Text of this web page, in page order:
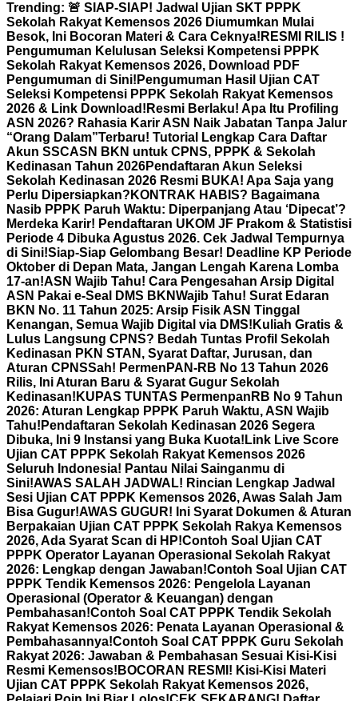
Trending: 🚨 SIAP-SIAP! Jadwal Ujian SKT PPPK
Sekolah Rakyat Kemensos 2026 Diumumkan Mulai
Besok, Ini Bocoran Materi & Cara Ceknya! RESMI RILIS !
Pengumuman Kelulusan Seleksi Kompetensi PPPK
Sekolah Rakyat Kemensos 2026, Download PDF
Pengumuman di Sini! Pengumuman Hasil Ujian CAT
Seleksi Kompetensi PPPK Sekolah Rakyat Kemensos
2026 & Link Download! Resmi Berlaku! Apa Itu Profiling
ASN 2026? Rahasia Karir ASN Naik Jabatan Tanpa Jalur
“Orang Dalam”Terbaru! Tutorial Lengkap Cara Daftar
Akun SSCASN BKN untuk CPNS, PPPK & Sekolah
Kedinasan Tahun 2026Pendaftaran Akun Seleksi
Sekolah Kedinasan 2026 Resmi BUKA! Apa Saja yang
Perlu Dipersiapkan? KONTRAK HABIS? Bagaimana
Nasib PPPK Paruh Waktu: Diperpanjang Atau ‘Dipecat’?
Merdeka Karir! Pendaftaran UKOM JF Prakom & Statistisi
Periode 4 Dibuka Agustus 2026. Cek Jadwal Tempurnya
di Sini!Siap-Siap Gelombang Besar! Deadline KP Periode
Oktober di Depan Mata, Jangan Lengah Karena Lomba
17-an!ASN Wajib Tahu! Cara Pengesahan Arsip Digital
ASN Pakai e-Seal DMS BKNWajib Tahu! Surat Edaran
BKN No. 11 Tahun 2025: Arsip Fisik ASN Tinggal
Kenangan, Semua Wajib Digital via DMS! Kuliah Gratis &
Lulus Langsung CPNS? Bedah Tuntas Profil Sekolah
Kedinasan PKN STAN, Syarat Daftar, Jurusan, dan
Aturan CPNSSah! PermenPAN-RB No 13 Tahun 2026
Rilis, Ini Aturan Baru & Syarat Gugur Sekolah
Kedinasan! KUPAS TUNTAS PermenpanRB No 9 Tahun
2026: Aturan Lengkap PPPK Paruh Waktu, ASN Wajib
Tahu! Pendaftaran Sekolah Kedinasan 2026 Segera
Dibuka, Ini 9 Instansi yang Buka Kuota! Link Live Score
Ujian CAT PPPK Sekolah Rakyat Kemensos 2026
Seluruh Indonesia! Pantau Nilai Sainganmu di
Sini!AWAS SALAH JADWAL! Rincian Lengkap Jadwal
Sesi Ujian CAT PPPK Kemensos 2026, Awas Salah Jam
Bisa Gugur!AWAS GUGUR! Ini Syarat Dokumen & Aturan
Berpakaian Ujian CAT PPPK Sekolah Rakya Kemensos
2026, Ada Syarat Scan di HP!Contoh Soal Ujian CAT
PPPK Operator Layanan Operasional Sekolah Rakyat
2026: Lengkap dengan Jawaban!Contoh Soal Ujian CAT
PPPK Tendik Kemensos 2026: Pengelola Layanan
Operasional (Operator & Keuangan) dengan
Pembahasan!Contoh Soal CAT PPPK Tendik Sekolah
Rakyat Kemensos 2026: Penata Layanan Operasional &
Pembahasannya!Contoh Soal CAT PPPK Guru Sekolah
Rakyat 2026: Jawaban & Pembahasan Sesuai Kisi-Kisi
Resmi Kemensos! BOCORAN RESMI! Kisi-Kisi Materi
Ujian CAT PPPK Sekolah Rakyat Kemensos 2026,